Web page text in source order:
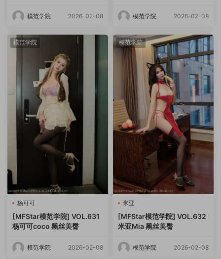
模范学院 2026-02-08 模范学院 2026-02-08
模范学院
杨可可
[MFStar模范学院] VOL.631
杨可可coco 黑丝美臀
模范学院 2026-02-08
模范学院
米亚
[MFStar模范学院] VOL.632
米亚Mia 黑丝美臀
模范学院 2026-02-08